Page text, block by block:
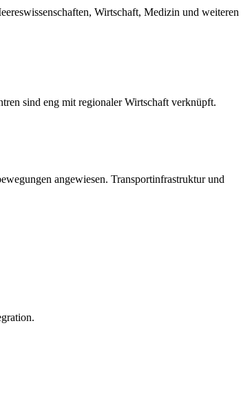
Wirtschaft, Medizin und weiteren
sind eng mit regionaler Wirtschaft verknüpft.
angewiesen. Transportinfrastruktur und